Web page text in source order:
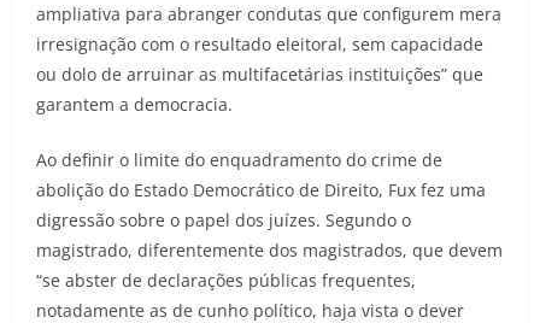
ampliativa para abranger condutas que configurem mera
irresignação com o resultado eleitoral, sem capacidade
ou dolo de arruinar as multifacetárias instituições” que
garantem a democracia.
Ao definir o limite do enquadramento do crime de
abolição do Estado Democrático de Direito, Fux fez uma
digressão sobre o papel dos juízes. Segundo o
magistrado, diferentemente dos magistrados, que devem
“se abster de declarações públicas frequentes,
notadamente as de cunho político, haja vista o dever